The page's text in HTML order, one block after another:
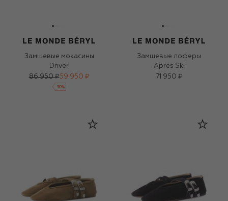
Замшевые мокасины
Driver
86 950 ₽59 950 ₽
-30%
Замшевые лоферы
Apres Ski
71 950 ₽